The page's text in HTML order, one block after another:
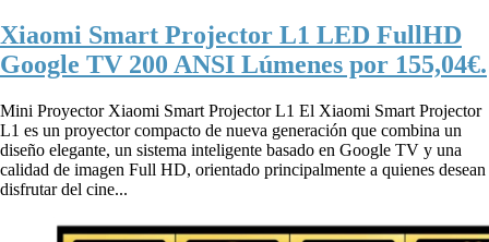
Xiaomi Smart Projector L1 LED FullHD
Google TV 200 ANSI Lúmenes por 155,04€.
Mini Proyector Xiaomi Smart Projector L1 El Xiaomi Smart Projector
L1 es un proyector compacto de nueva generación que combina un
diseño elegante, un sistema inteligente basado en Google TV y una
calidad de imagen Full HD, orientado principalmente a quienes desean
disfrutar del cine...